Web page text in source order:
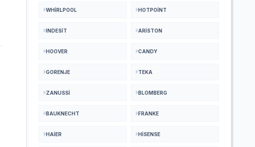
WHIRLPOOL HOTPOINT
INDESIT ARISTON
HOOVER CANDY
GORENJE TEKA
ZANUSSI BLOMBERG
BAUKNECHT FRANKE
HAIER HISENSE